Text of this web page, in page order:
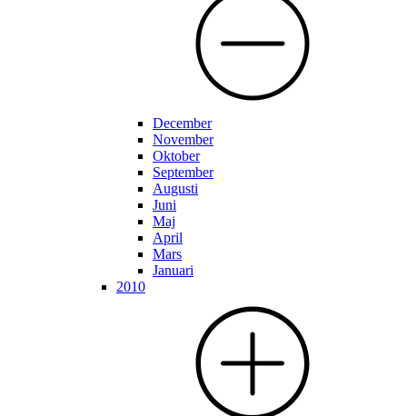
December
November
Oktober
September
Augusti
Juni
Maj
April
Mars
Januari
2010